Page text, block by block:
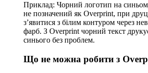
Приклад: Чорний логотип на
не позначений як Overprint, при
з’явитися з білим контуром через
фарб. З Overprint чорний текст
синього без проблем.
Що не можна робити з